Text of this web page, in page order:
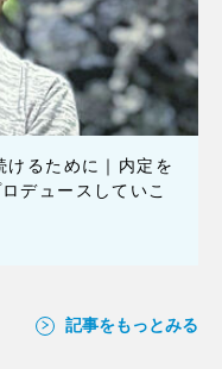
るために｜内定を
デュースしていこ
記事をもっとみる